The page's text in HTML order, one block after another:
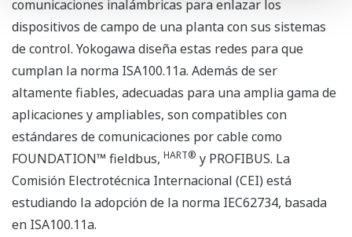
comunicaciones inalámbricas para enlazar los
dispositivos de campo de una planta con sus sistemas
de control. Yokogawa diseña estas redes para que
cumplan la norma ISA100.11a. Además de ser
altamente fiables, adecuadas para una amplia gama de
aplicaciones y ampliables, son compatibles con
estándares de comunicaciones por cable como
FOUNDATION™ fieldbus, HART® y PROFIBUS. La
Comisión Electrotécnica Internacional (CEI) está
estudiando la adopción de la norma IEC62734, basada
en ISA100.11a.